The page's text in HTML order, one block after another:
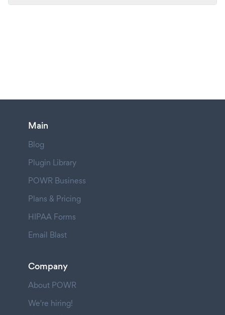
Main
Blog
Plugin Library
POWR Business
Plans & Pricing
HIPAA Forms
Email Blast
Company
About POWR
We're hiring!